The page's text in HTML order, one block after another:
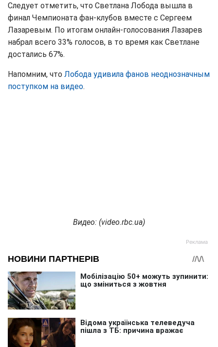
Следует отметить, что Светлана Лобода вышла в
финал Чемпионата фан-клубов вместе с Сергеем
Лазаревым. По итогам онлайн-голосования Лазарев
набрал всего 33% голосов, в то время как Светлане
достались 67%.
Напомним, что Лобода удивила фанов неоднозначным
поступком на видео.
Видео: (video.rbc.ua)